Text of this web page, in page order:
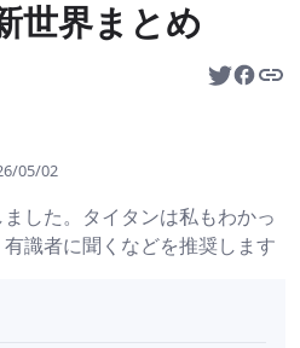
世界まとめ
05/02
した。タイタンは私もわかっ
識者に聞くなどを推奨します